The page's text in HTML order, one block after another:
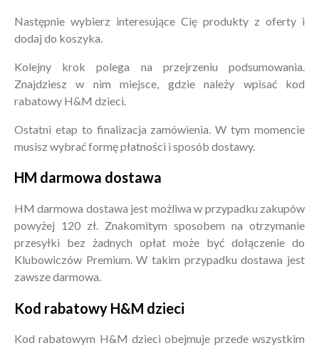
Następnie wybierz interesujące Cię produkty z oferty i
dodaj do koszyka.
Kolejny krok polega na przejrzeniu podsumowania.
Znajdziesz w nim miejsce, gdzie należy wpisać kod
rabatowy H&M dzieci.
Ostatni etap to finalizacja zamówienia. W tym momencie
musisz wybrać formę płatności i sposób dostawy.
HM darmowa dostawa
HM darmowa dostawa jest możliwa w przypadku zakupów
powyżej 120 zł. Znakomitym sposobem na otrzymanie
przesyłki bez żadnych opłat może być dołączenie do
Klubowiczów Premium. W takim przypadku dostawa jest
zawsze darmowa.
Kod rabatowy H&M dzieci
Kod rabatowym H&M dzieci obejmuje przede wszystkim